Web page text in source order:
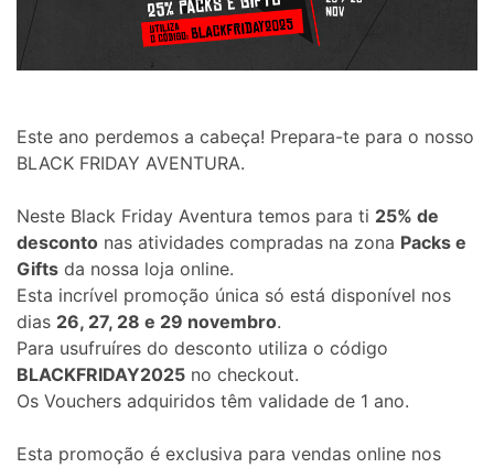
Este ano perdemos a cabeça! Prepara-te para o nosso
BLACK FRIDAY AVENTURA.
Neste Black Friday Aventura temos para ti 25% de
desconto nas atividades compradas na zona Packs e
Gifts da nossa loja online.
Esta incrível promoção única só está disponível nos
dias 26, 27, 28 e 29 novembro.
Para usufruíres do desconto utiliza o código
BLACKFRIDAY2025 no checkout.
Os Vouchers adquiridos têm validade de 1 ano.
Esta promoção é exclusiva para vendas online nos